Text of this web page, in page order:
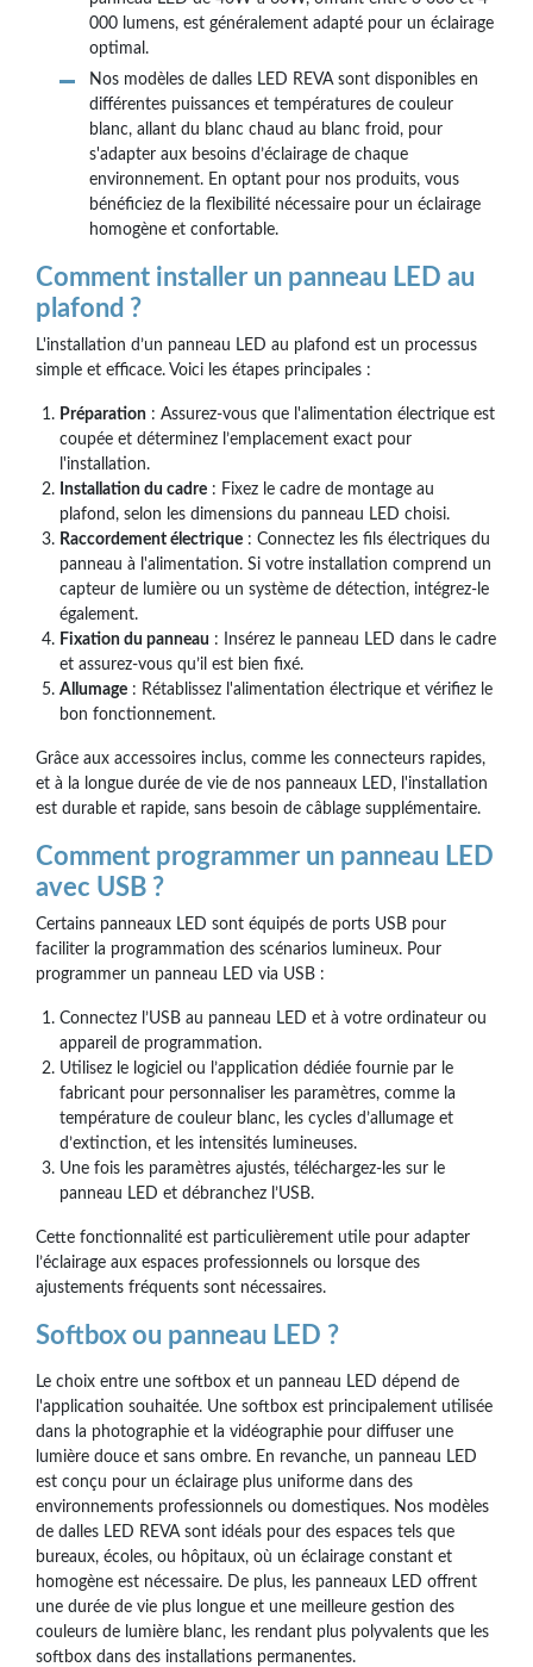
000 lumens, est généralement adapté pour un éclairage
optimal.
Nos modèles de dalles LED REVA sont disponibles en
différentes puissances et températures de couleur
blanc, allant du blanc chaud au blanc froid, pour
s'adapter aux besoins d’éclairage de chaque
environnement. En optant pour nos produits, vous
bénéficiez de la flexibilité nécessaire pour un éclairage
homogène et confortable.
Comment installer un panneau LED au
plafond ?
L'installation d’un panneau LED au plafond est un processus
simple et efficace. Voici les étapes principales :
Préparation : Assurez-vous que l'alimentation électrique est
coupée et déterminez l’emplacement exact pour
l'installation.
Installation du cadre : Fixez le cadre de montage au
plafond, selon les dimensions du panneau LED choisi.
Raccordement électrique : Connectez les fils électriques du
panneau à l'alimentation. Si votre installation comprend un
capteur de lumière ou un système de détection, intégrez-le
également.
Fixation du panneau : Insérez le panneau LED dans le cadre
et assurez-vous qu’il est bien fixé.
Allumage : Rétablissez l'alimentation électrique et vérifiez le
bon fonctionnement.
Grâce aux accessoires inclus, comme les connecteurs rapides,
et à la longue durée de vie de nos panneaux LED, l'installation
est durable et rapide, sans besoin de câblage supplémentaire.
Comment programmer un panneau LED
avec USB ?
Certains panneaux LED sont équipés de ports USB pour
faciliter la programmation des scénarios lumineux. Pour
programmer un panneau LED via USB :
Connectez l’USB au panneau LED et à votre ordinateur ou
appareil de programmation.
Utilisez le logiciel ou l’application dédiée fournie par le
fabricant pour personnaliser les paramètres, comme la
température de couleur blanc, les cycles d’allumage et
d’extinction, et les intensités lumineuses.
Une fois les paramètres ajustés, téléchargez-les sur le
panneau LED et débranchez l’USB.
Cette fonctionnalité est particulièrement utile pour adapter
l’éclairage aux espaces professionnels ou lorsque des
ajustements fréquents sont nécessaires.
Softbox ou panneau LED ?
Le choix entre une softbox et un panneau LED dépend de
l'application souhaitée. Une softbox est principalement utilisée
dans la photographie et la vidéographie pour diffuser une
lumière douce et sans ombre. En revanche, un panneau LED
est conçu pour un éclairage plus uniforme dans des
environnements professionnels ou domestiques. Nos modèles
de dalles LED REVA sont idéals pour des espaces tels que
bureaux, écoles, ou hôpitaux, où un éclairage constant et
homogène est nécessaire. De plus, les panneaux LED offrent
une durée de vie plus longue et une meilleure gestion des
couleurs de lumière blanc, les rendant plus polyvalents que les
softbox dans des installations permanentes.